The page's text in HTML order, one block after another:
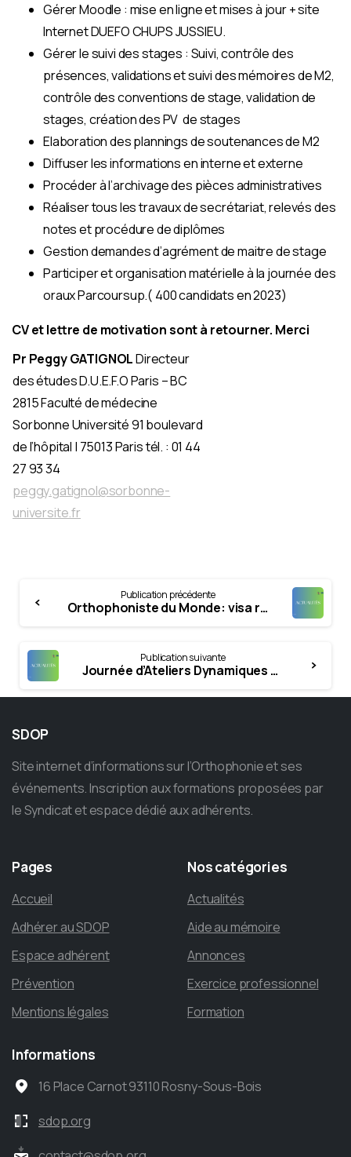
Gérer Moodle : mise en ligne et mises à jour + site
Internet DUEFO CHUPS JUSSIEU.
Gérer le suivi des stages : Suivi, contrôle des
présences, validations et suivi des mémoires de M2,
contrôle des conventions de stage, validation de
stages, création des PV de stages
Elaboration des plannings de soutenances de M2
Diffuser les informations en interne et externe
Procéder à l’archivage des pièces administratives
Réaliser tous les travaux de secrétariat, relevés des
notes et procédure de diplômes
Gestion demandes d’agrément de maitre de stage
Participer et organisation matérielle à la journée des
oraux Parcoursup.( 400 candidats en 2023)
CV et lettre de motivation sont à retourner. Merci
Pr Peggy GATIGNOLDirecteur
des études D.U.E.F.O Paris – BC
2815 Faculté de médecine
Sorbonne Université 91 boulevard
de l’hôpital | 75013 Paris tél. : 01 44
27 93 34
peggy.gatignol@sorbonne-
universite.fr
Reading
Publication précédente
Orthophoniste du Monde: visa refusé pour notre collègue – Soutenez nous ! (parution octobre 2023)
Publication suivante
Journée d’Ateliers Dynamiques et d’Echanges en Santé (JADES): Prenez soin de vous le 16 novembre prochain !
SDOP
Site internet d’informations sur l’Orthophonie et ses
événements. Inscription aux formations proposées par
le Syndicat et espace dédié aux adhérents.
Pages
Accueil
Adhérer au SDOP
Espace adhérent
Prévention
Mentions légales
Noscatégories
Actualités
Aide au mémoire
Annonces
Exercice professionnel
Formation
Informations
16 Place Carnot 93110 Rosny-Sous-Bois
sdop.org